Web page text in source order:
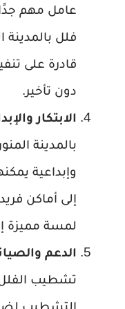
عامل مهم
فلل
قادرة على
دون تأخير.
الابتكار
بالمدينة
وإبداعية
إلى أماكن
لمسة مميزة
الدعم
تشطيب